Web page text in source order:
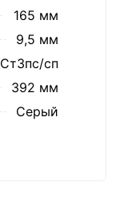
165 мм
9,5 мм
Ст3пс/сп
392 мм
Серый